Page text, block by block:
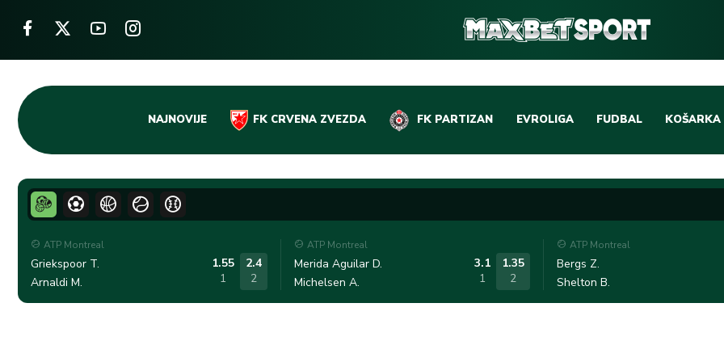
Skip
content
NAJNOVIJE FK CRVENA ZVEZDA FK PARTIZAN EVROLIGA FUDBAL
DOMAĆI FUDBAL
LIGE PETICE
KOŠARKA
EVROLIGA
ABA LIGA
ATP Montreal
Griekspoor T.
Arnaldi M.
1.55
1
2.4
2
ATP Montreal
Merida Aguilar D.
Michelsen A.
3.1
1
1.35
2
ATP Montreal
Bergs Z.
Shelton B.